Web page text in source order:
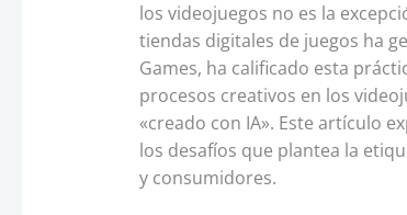
los videojuegos no es la
tiendas digitales de juegos ha
Games, ha calificado esta
procesos creativos en los
«creado con IA». Este artículo
los desafíos que plantea la
y consumidores.